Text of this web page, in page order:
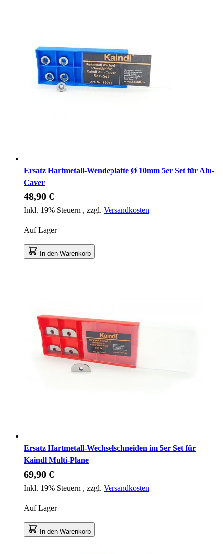
Ersatz Hartmetall-Wendeplatte Ø 10mm 5er Set für Alu-
Caver
48,90 €
Inkl. 19% Steuern , zzgl. Versandkosten
Auf Lager
In den Warenkorb
Ersatz Hartmetall-Wechselschneiden im 5er Set für
Kaindl Multi-Plane
69,90 €
Inkl. 19% Steuern , zzgl. Versandkosten
Auf Lager
In den Warenkorb